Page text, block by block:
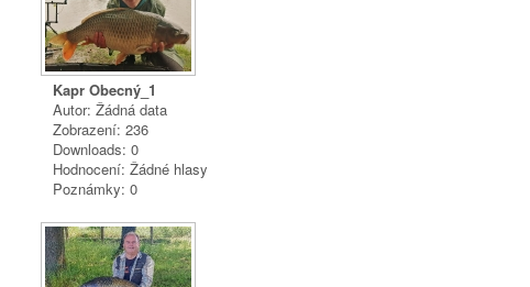
Kapr Obecný_1
Autor: Žádná data
Zobrazení: 236
Downloads: 0
Hodnocení: Žádné hlasy
Poznámky: 0